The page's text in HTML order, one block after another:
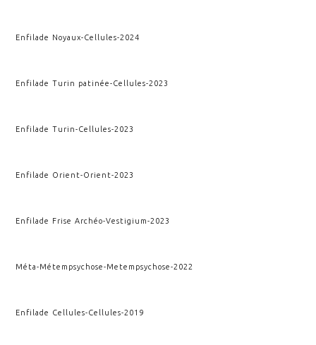
Enfilade Noyaux-Cellules-2024
Enfilade Turin patinée-Cellules-2023
Enfilade Turin-Cellules-2023
Enfilade Orient-Orient-2023
Enfilade Frise Archéo-Vestigium-2023
Méta-Métempsychose-Metempsychose-2022
Enfilade Cellules-Cellules-2019